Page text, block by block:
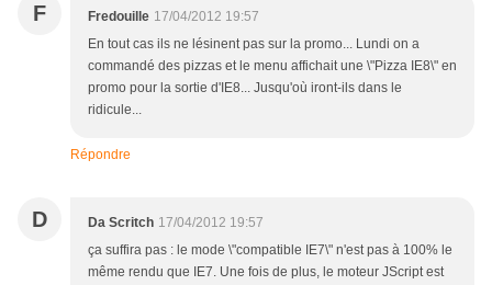
F Fredouille 17/04/2012 19:57
En tout cas ils ne lésinent pas sur la promo... Lundi on a
commandé des pizzas et le menu affichait une \"Pizza IE8\" en
promo pour la sortie d'IE8... Jusqu'où iront-ils dans le
ridicule...
Répondre
D Da Scritch 17/04/2012 19:57
ça suffira pas : le mode \"compatible IE7\" n'est pas à 100% le
même rendu que IE7. Une fois de plus, le moteur JScript est